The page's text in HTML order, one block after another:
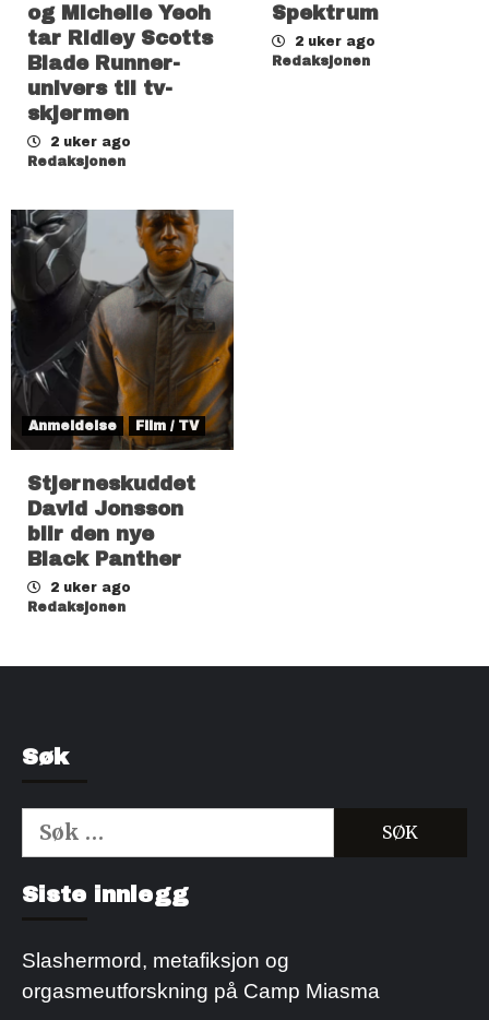
og Michelle Yeoh
tar Ridley Scotts
Blade Runner-
univers til tv-
skjermen
2 uker ago
Redaksjonen
Spektrum
2 uker ago
Redaksjonen
Anmeldelse Film / TV
Stjerneskuddet
David Jonsson
blir den nye
Black Panther
2 uker ago
Redaksjonen
Søk
Søk
etter:
Siste innlegg
Slashermord, metafiksjon og
orgasmeutforskning på Camp Miasma